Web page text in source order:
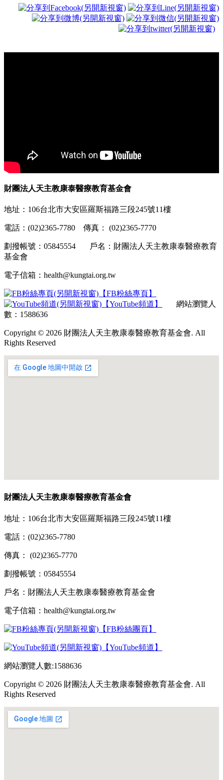
財團法人天主教康泰醫療教育基金會
地址：106台北市大安區羅斯福路三段245號11樓
電話：(02)2365-7780 傳真： (02)2365-7770
劃撥帳號：05845554 戶名：財團法人天主教康泰醫療教育
基金會
電子信箱：health@kungtai.org.tw
【FB粉絲專頁】
【YouTube頻道】
網站瀏覽人
數：1588636
Copyright © 2026 財團法人天主教康泰醫療教育基金會. All
Rights Reserved
財團法人天主教康泰醫療教育基金會
地址：106台北市大安區羅斯福路三段245號11樓
電話：(02)2365-7780
傳真： (02)2365-7770
劃撥帳號：05845554
戶名：財團法人天主教康泰醫療教育基金會
電子信箱：health@kungtai.org.tw
【FB粉絲團頁】
【YouTube頻道】
網站瀏覽人數:1588636
Copyright © 2026 財團法人天主教康泰醫療教育基金會. All
Rights Reserved